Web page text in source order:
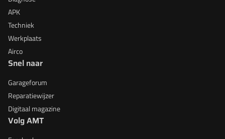
APK
Techniek
Werkplaats
Airco
Snel naar
Garageforum
Reparatiewijzer
Digitaal magazine
Volg AMT